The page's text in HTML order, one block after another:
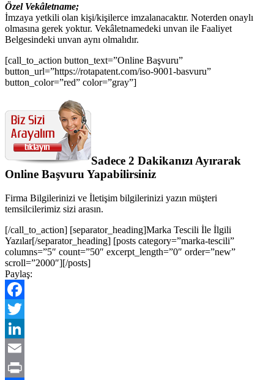
Özel Vekâletname;
İmzaya yetkili olan kişi/kişilerce imzalanacaktır. Noterden onaylı
olmasına gerek yoktur. Vekâletnamedeki unvan ile Faaliyet
Belgesindeki unvan aynı olmalıdır.
[call_to_action button_text=”Online Başvuru”
button_url=”https://rotapatent.com/iso-9001-basvuru”
button_color=”red” color=”gray”]
Sadece 2 Dakikanızı Ayırarak
Online Başvuru Yapabilirsiniz
Firma Bilgilerinizi ve İletişim bilgilerinizi yazın müşteri
temsilcilerimiz sizi arasın.
[/call_to_action] [separator_heading]Marka Tescili İle İlgili
Yazılar[/separator_heading] [posts category=”marka-tescili”
columns=”5″ count=”50″ excerpt_length=”0″ order=”new”
scroll=”2000″][/posts]
Paylaş:
Facebook
Twitter
LinkedIn
Email